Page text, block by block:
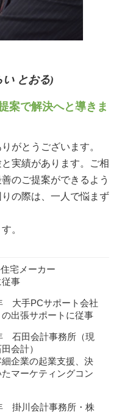
い とおる)
案で解決へと導きま
がとうございます。
実績があります。ご相
のご提案ができるよう
の際は、一人で悩まず
。
宅メーカー
従事
大手PCサポート会社
出張サポートに従事
石田会計事務所（現
会計）
企業の起業支援、決
マーケティングコン
掛川会計事務所・株